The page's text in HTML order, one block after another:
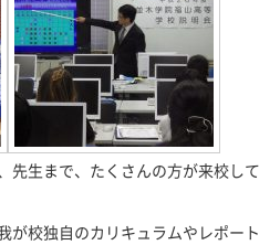
先生まで、たくさんの方が来校して
が校独自のカリキュラムやレポート